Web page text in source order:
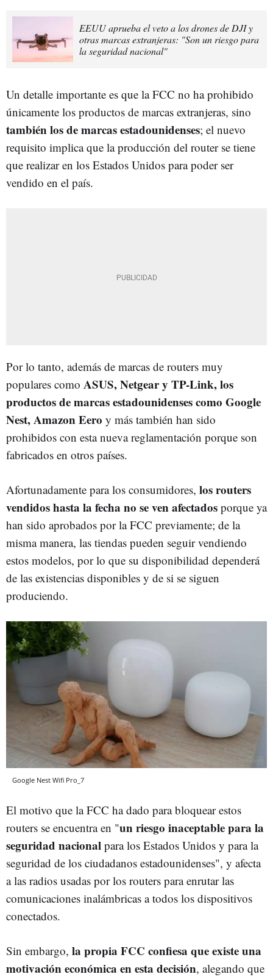
EEUU aprueba el veto a los drones de DJI y
otras marcas extranjeras: "Son un riesgo para
la seguridad nacional"
Un detalle importante es que la FCC no ha prohibido
únicamente los productos de marcas extranjeras, sino
también los de marcas estadounidenses; el nuevo
requisito implica que la producción del router se tiene
que realizar en los Estados Unidos para poder ser
vendido en el país.
Por lo tanto, además de marcas de routers muy
populares como ASUS, Netgear y TP-Link, los
productos de marcas estadounidenses como Google
Nest, Amazon Eero y más también han sido
prohibidos con esta nueva reglamentación porque son
fabricados en otros países.
Afortunadamente para los consumidores, los routers
vendidos hasta la fecha no se ven afectados porque ya
han sido aprobados por la FCC previamente; de la
misma manera, las tiendas pueden seguir vendiendo
estos modelos, por lo que su disponibilidad dependerá
de las existencias disponibles y de si se siguen
produciendo.
Google Nest Wifi Pro_7
El motivo que la FCC ha dado para bloquear estos
routers se encuentra en "un riesgo inaceptable para la
seguridad nacional para los Estados Unidos y para la
seguridad de los ciudadanos estadounidenses", y afecta
a las radios usadas por los routers para enrutar las
comunicaciones inalámbricas a todos los dispositivos
conectados.
Sin embargo, la propia FCC confiesa que existe una
motivación económica en esta decisión, alegando que